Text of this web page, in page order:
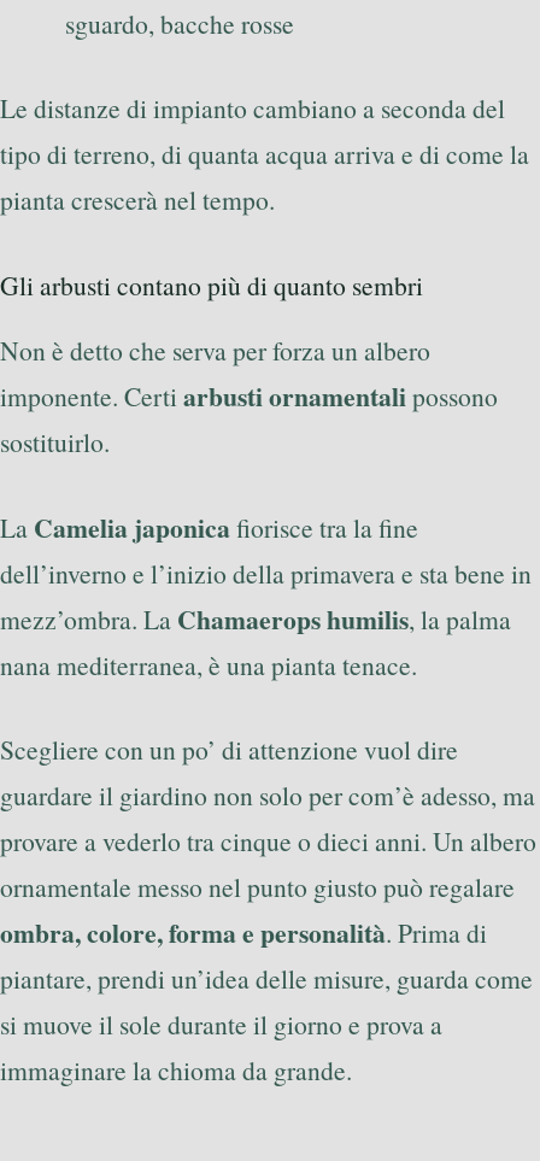
sguardo, bacche rosse
Le distanze di impianto cambiano a seconda del
tipo di terreno, di quanta acqua arriva e di come la
pianta crescerà nel tempo.
Gli arbusti contano più di quanto sembri
Non è detto che serva per forza un albero
imponente. Certiarbusti ornamentalipossono
sostituirlo.
La Camelia japonicafiorisce tra la fine
dell’inverno e l’inizio della primavera e sta bene in
mezz’ombra. La Chamaerops humilis, la palma
nana mediterranea, è una pianta tenace.
Scegliere con un po’ di attenzione vuol dire
guardare il giardino non solo per com’è adesso, ma
provare a vederlo tra cinque o dieci anni. Un albero
ornamentale messo nel punto giusto può regalare
ombra, colore, forma e personalità. Prima di
piantare, prendi un’idea delle misure, guarda come
si muove il sole durante il giorno e prova a
immaginare la chioma da grande.